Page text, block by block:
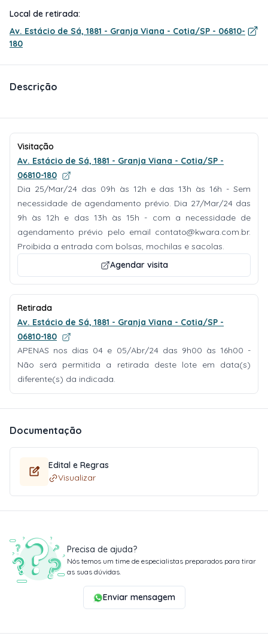
Local de retirada:
Av. Estácio de Sá, 1881 - Granja Viana - Cotia/SP - 06810-
180
Descrição
Visitação
Av. Estácio de Sá, 1881 - Granja Viana - Cotia/SP -
06810-180
Dia 25/Mar/24 das 09h às 12h e das 13h às 16h - Sem
necessidade de agendamento prévio. Dia 27/Mar/24 das
9h às 12h e das 13h às 15h - com a necessidade de
agendamento prévio pelo email contato@kwara.com.br.
Proibida a entrada com bolsas, mochilas e sacolas.
Agendar visita
Retirada
Av. Estácio de Sá, 1881 - Granja Viana - Cotia/SP -
06810-180
APENAS nos dias 04 e 05/Abr/24 das 9h00 às 16h00 -
Não será permitida a retirada deste lote em data(s)
diferente(s) da indicada.
Documentação
Edital e Regras
Visualizar
Precisa de ajuda?
Nós temos um time de especialistas preparados para tirar
as suas dúvidas.
Enviar mensagem